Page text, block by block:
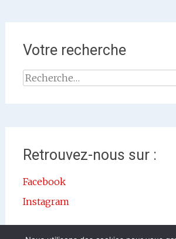
Votre recherche
Rechercher :
Retrouvez-nous sur :
Facebook
Instagram